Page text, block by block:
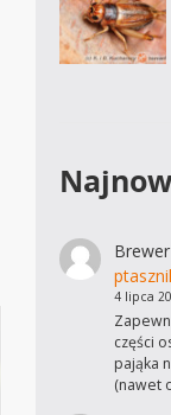
Brewer
4 lipca
części
pająka
(nawet